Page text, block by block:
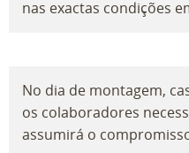
nas exactas condições
No dia de montagem,
os colaboradores
assumirá o